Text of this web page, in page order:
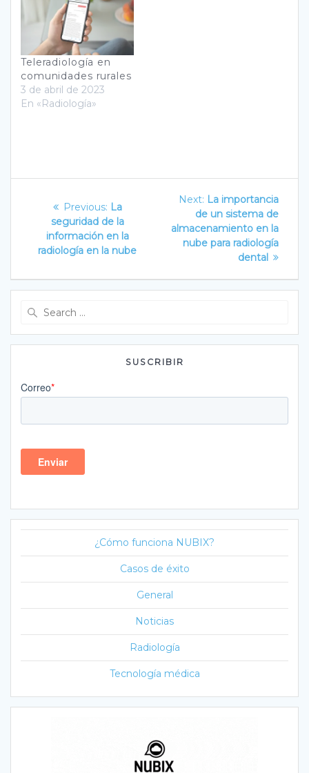
Teleradiología en
comunidades rurales
3 de abril de 2023
En «Radiología»
entradas
Previous: Previous
post:
La
seguridad de la
información en la
radiología en la nube
Next: Next
post:
La importancia
de un sistema de
almacenamiento en la
nube para radiología
dental
SUSCRIBIR
¿Cómo funciona NUBIX?
Casos de éxito
General
Noticias
Radiología
Tecnología médica